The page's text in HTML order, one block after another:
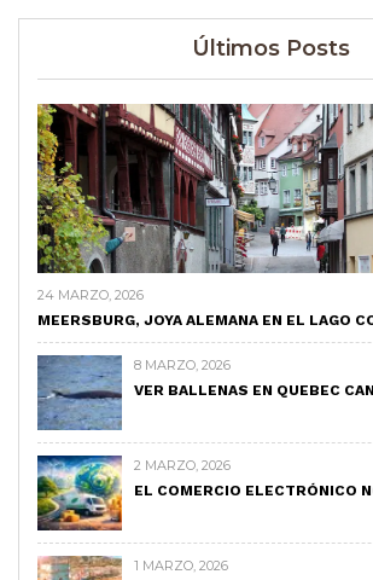
Últimos Posts
24 MARZO, 2026
MEERSBURG, JOYA ALEMANA EN EL LAGO
8 MARZO, 2026
VER BALLENAS EN QUEBEC
2 MARZO, 2026
EL COMERCIO ELECTRÓNICO
1 MARZO, 2026